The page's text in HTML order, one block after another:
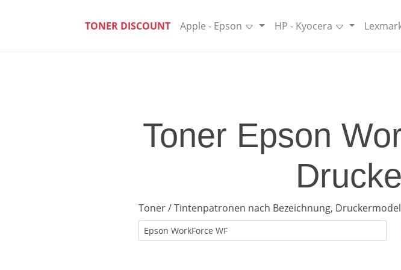
TONER DISCOUNT Apple - Epson HP - Kyocera
Toner Epson
Toner / Tintenpatronen nach Bezeichnung,